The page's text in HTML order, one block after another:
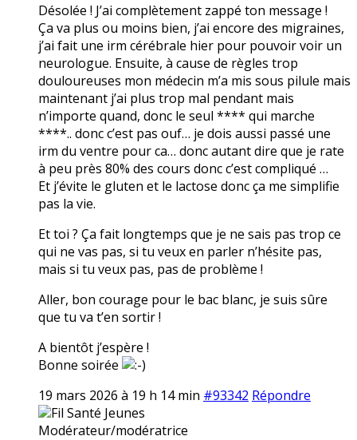
Désolée ! J’ai complètement zappé ton message !
Ça va plus ou moins bien, j’ai encore des migraines,
j’ai fait une irm cérébrale hier pour pouvoir voir un
neurologue. Ensuite, à cause de règles trop
douloureuses mon médecin m’a mis sous pilule mais
maintenant j’ai plus trop mal pendant mais
n’importe quand, donc le seul **** qui marche
****.. donc c’est pas ouf… je dois aussi passé une
irm du ventre pour ca… donc autant dire que je rate
à peu près 80% des cours donc c’est compliqué …
Et j’évite le gluten et le lactose donc ça me simplifie
pas la vie.
Et toi ? Ça fait longtemps que je ne sais pas trop ce
qui ne vas pas, si tu veux en parler n’hésite pas,
mais si tu veux pas, pas de problème !
Aller, bon courage pour le bac blanc, je suis sûre
que tu va t’en sortir !
A bientôt j’espère !
Bonne soirée
19 mars 2026 à 19 h 14 min #93342 Répondre
Fil Santé Jeunes
Modérateur/modératrice